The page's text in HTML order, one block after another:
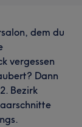
dem du
vergessen
Dann
Bezirk